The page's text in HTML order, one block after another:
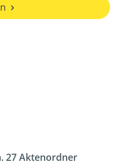
27 Aktenordner